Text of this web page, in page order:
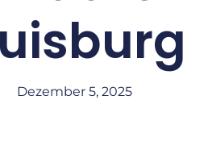
Dezember 5, 2025